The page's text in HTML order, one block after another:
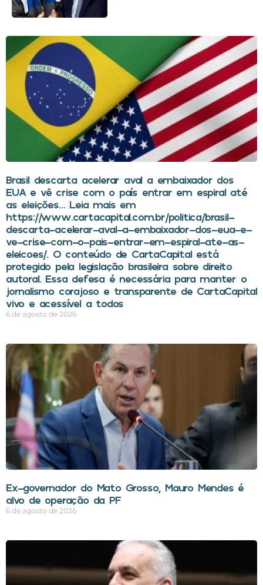
Brasil descarta acelerar aval a embaixador dos
EUA e vê crise com o país entrar em espiral até
as eleições… Leia mais em
https://www.cartacapital.com.br/politica/brasil-
descarta-acelerar-aval-a-embaixador-dos-eua-e-
ve-crise-com-o-pais-entrar-em-espiral-ate-as-
eleicoes/. O conteúdo de CartaCapital está
protegido pela legislação brasileira sobre direito
autoral. Essa defesa é necessária para manter o
jornalismo corajoso e transparente de CartaCapital
vivo e acessível a todos
6 de agosto de 2026
Ex-governador do Mato Grosso, Mauro Mendes é
alvo de operação da PF
6 de agosto de 2026